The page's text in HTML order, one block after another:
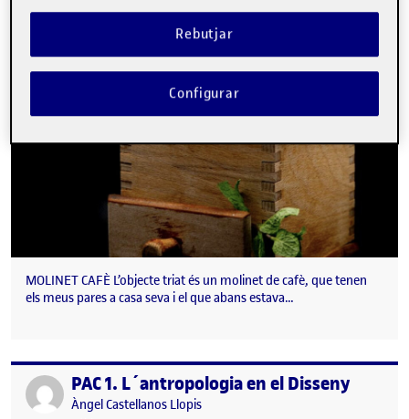
Data de publicació7 març, 2022 10:03 pm
MOLINET CAFÈ L’objecte triat és un molinet de cafè, que tenen
els meus pares a casa seva i el que abans estava…
Publicat perPAC 1. L´antropologia en el Disseny
Publicat per
Àngel Castellanos Llopis
Rebutjar
Configurar